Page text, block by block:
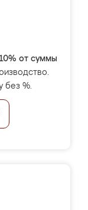
от суммы
без %.